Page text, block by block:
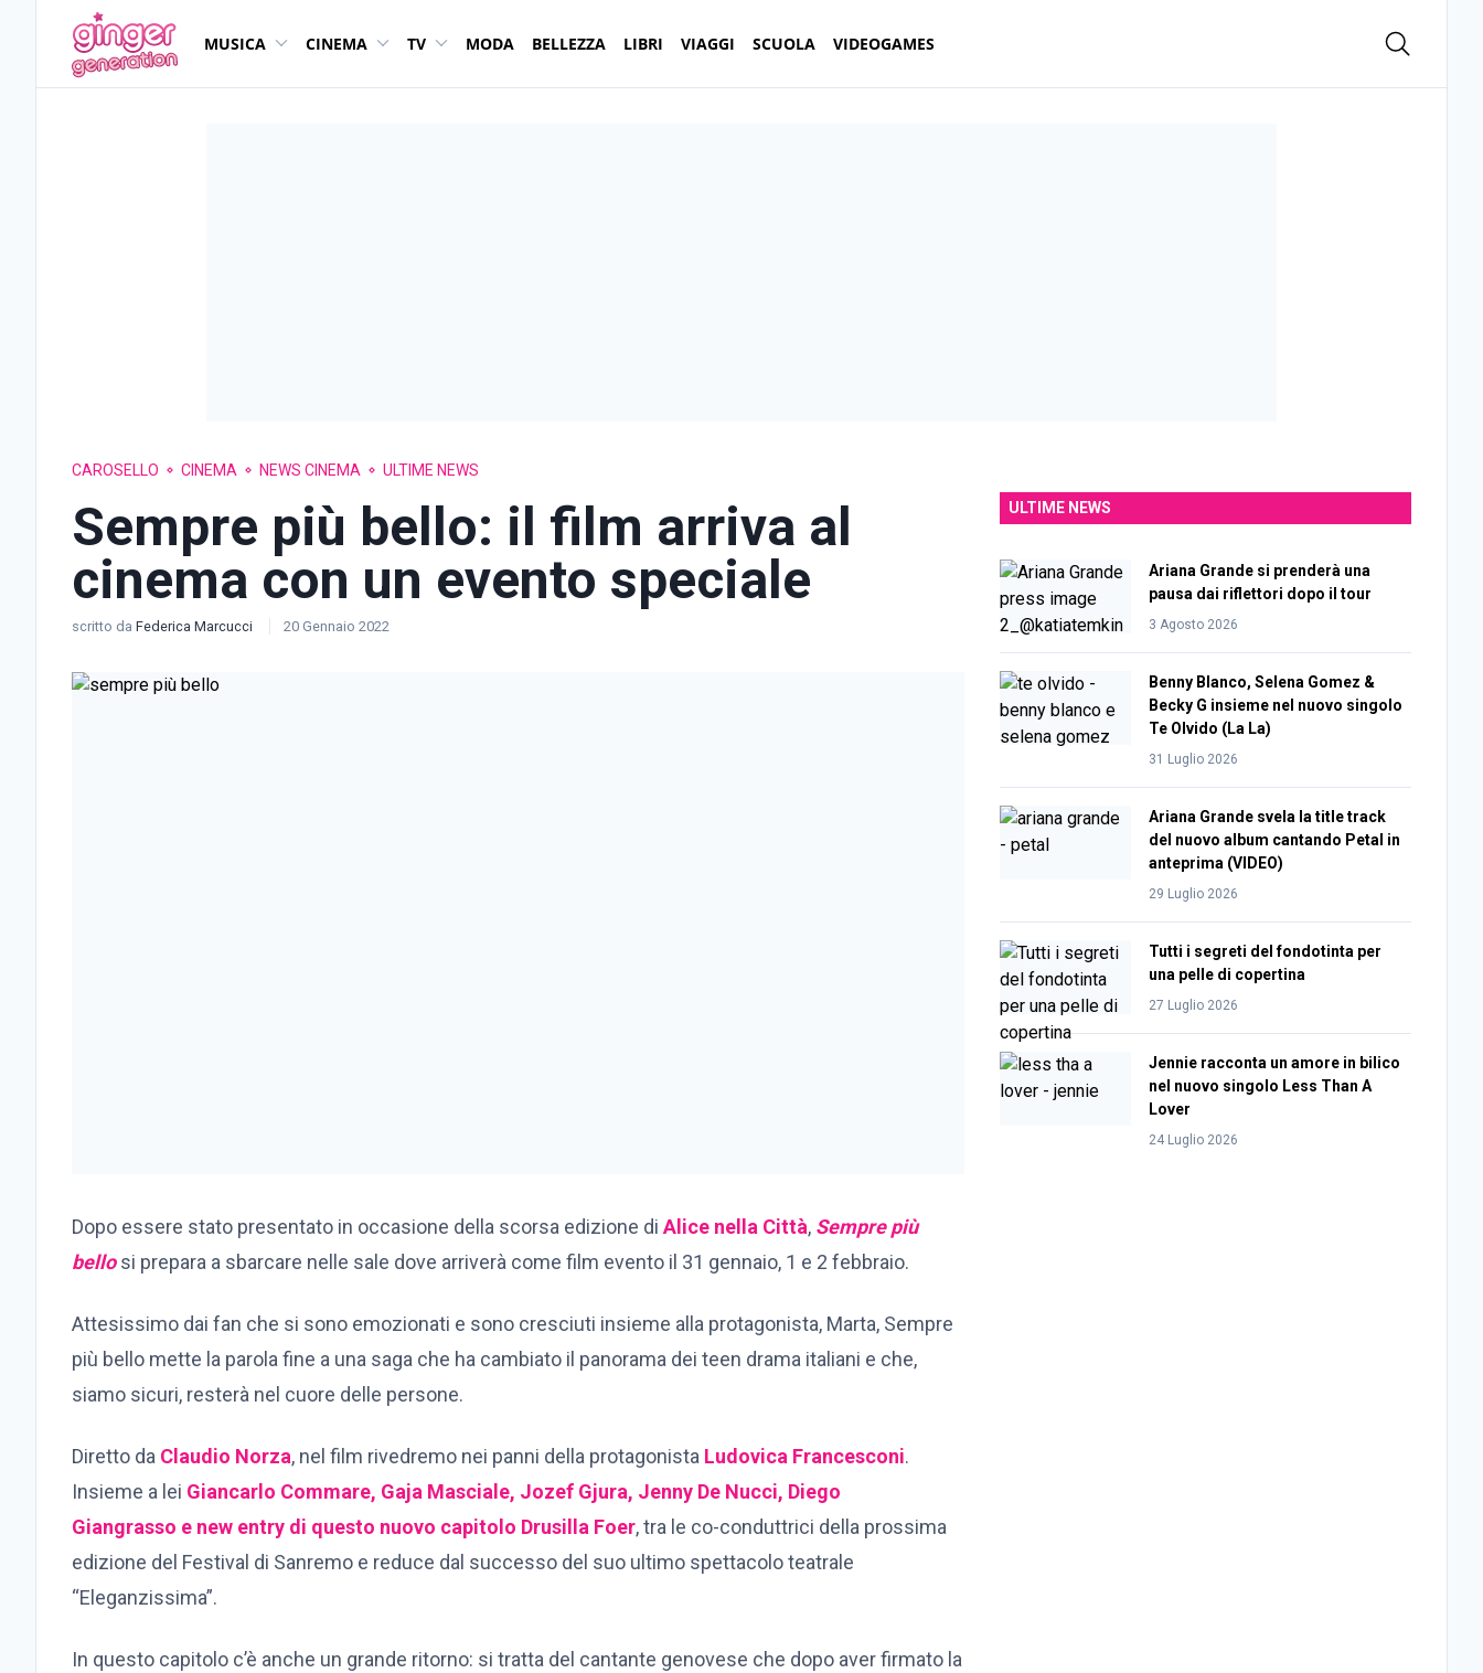
MUSICA CINEMA TV MODA BELLEZZA LIBRI VIAGGI SCUOLA VIDEOGAMES
CAROSELLO CINEMA NEWS CINEMA ULTIME NEWS
Sempre più bello: il film arriva al
cinema con un evento speciale
scritto da Federica Marcucci 20 Gennaio 2022
Dopo essere stato presentato in occasione della scorsa edizione di Alice nella Città, Sempre più
bellosi prepara a sbarcare nelle sale dove arriverà come film evento il 31 gennaio, 1 e 2 febbraio.
Attesissimo dai fan che si sono emozionati e sono cresciuti insieme alla protagonista, Marta, Sempre
più bello mette la parola fine a una saga che ha cambiato il panorama dei teen drama italiani e che,
siamo sicuri, resterà nel cuore delle persone.
Diretto da Claudio Norza, nel film rivedremo nei panni della protagonista Ludovica Francesconi.
Insieme a lei Giancarlo Commare, Gaja Masciale, Jozef Gjura, Jenny De Nucci, Diego
Giangrasso e new entry di questo nuovo capitolo Drusilla Foer, tra le co-conduttrici della prossima
edizione del Festival di Sanremo e reduce dal successo del suo ultimo spettacolo teatrale
“Eleganzissima”.
In questo capitolo c’è anche un grande ritorno: si tratta del cantante genovese che dopo aver firmato la
ULTIME NEWS
Ariana Grande si prenderà una
pausa dai riflettori dopo il tour
3 Agosto 2026
Benny Blanco, Selena Gomez &
Becky G insieme nel nuovo singolo
Te Olvido (La La)
31 Luglio 2026
Ariana Grande svela la title track
del nuovo album cantando Petal in
anteprima (VIDEO)
29 Luglio 2026
Tutti i segreti del fondotinta per
una pelle di copertina
27 Luglio 2026
Jennie racconta un amore in bilico
nel nuovo singolo Less Than A
Lover
24 Luglio 2026